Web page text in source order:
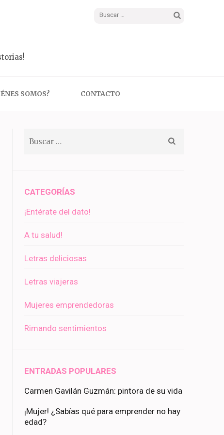
Buscar:
SOMOS? CONTACTO
CATEGORÍAS
¡Entérate del dato!
A tu salud!
Letras deliciosas
Letras viajeras
Mujeres emprendedoras
Rimando sentimientos
ENTRADAS POPULARES
Carmen Gavilán Guzmán: pintora de su vida
¡Mujer! ¿Sabías qué para emprender no hay
edad?